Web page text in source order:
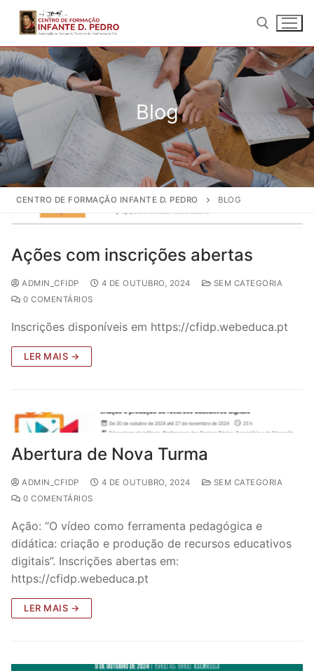
Início
Quem Somos
Sobre nós
Equipa
Organograma
Regulamento Interno
Formação
Modalidades
Plano de Formação
Avaliação Docente
Projetos
Contactos
FAQ
Blog
CENTRO DE FORMAÇÃO INFANTE D. PEDRO BLOG
Ações com inscrições abertas
ADMIN_CFIDP 4 DE OUTUBRO, 2024
SEM CATEGORIA
0 COMENTÁRIOS
Inscrições disponíveis em https://cfidp.webeduca.pt
LER MAIS →
Abertura de Nova Turma
ADMIN_CFIDP 4 DE OUTUBRO, 2024
SEM CATEGORIA
0 COMENTÁRIOS
Ação: “O vídeo como ferramenta pedagógica e
didática: criação e produção de recursos educativos
digitais”. Inscrições abertas em:
https://cfidp.webeduca.pt
LER MAIS →